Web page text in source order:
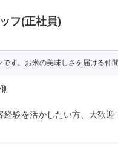
フ(正社員)
す。お米の美味しさを届ける仲間
験を活かしたい方、大歓迎